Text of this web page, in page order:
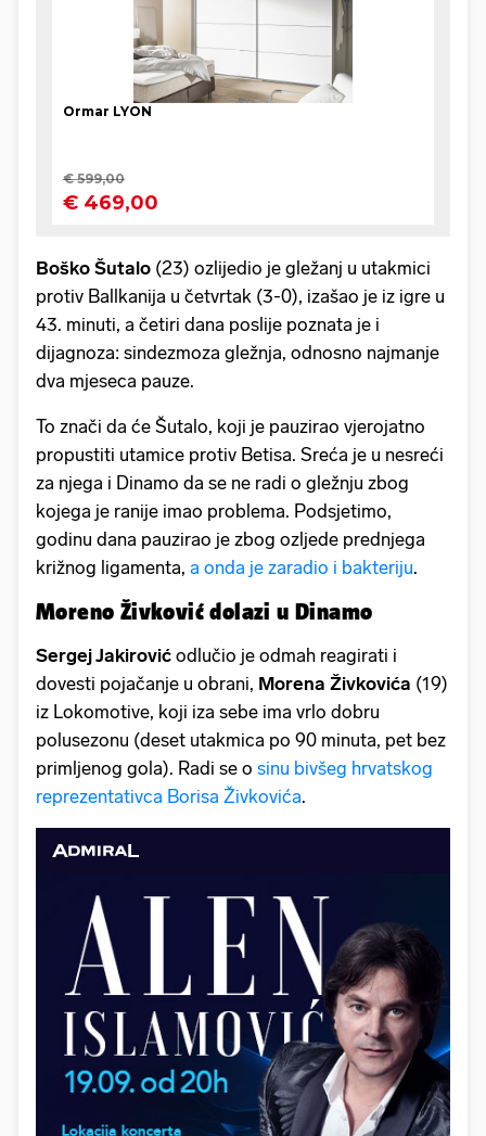
Boško Šutalo (23) ozlijedio je gležanj u utakmici
protiv Ballkanija u četvrtak (3-0), izašao je iz igre u
43. minuti, a četiri dana poslije poznata je i
dijagnoza: sindezmoza gležnja, odnosno najmanje
dva mjeseca pauze.
To znači da će Šutalo, koji je pauzirao vjerojatno
propustiti utamice protiv Betisa. Sreća je u nesreći
za njega i Dinamo da se ne radi o gležnju zbog
kojega je ranije imao problema. Podsjetimo,
godinu dana pauzirao je zbog ozljede prednjega
križnog ligamenta, a onda je zaradio i bakteriju.
Moreno Živković dolazi u Dinamo
Sergej Jakirović odlučio je odmah reagirati i
dovesti pojačanje u obrani, Morena Živkovića (19)
iz Lokomotive, koji iza sebe ima vrlo dobru
polusezonu (deset utakmica po 90 minuta, pet bez
primljenog gola). Radi se o sinu bivšeg hrvatskog
reprezentativca Borisa Živkovića.